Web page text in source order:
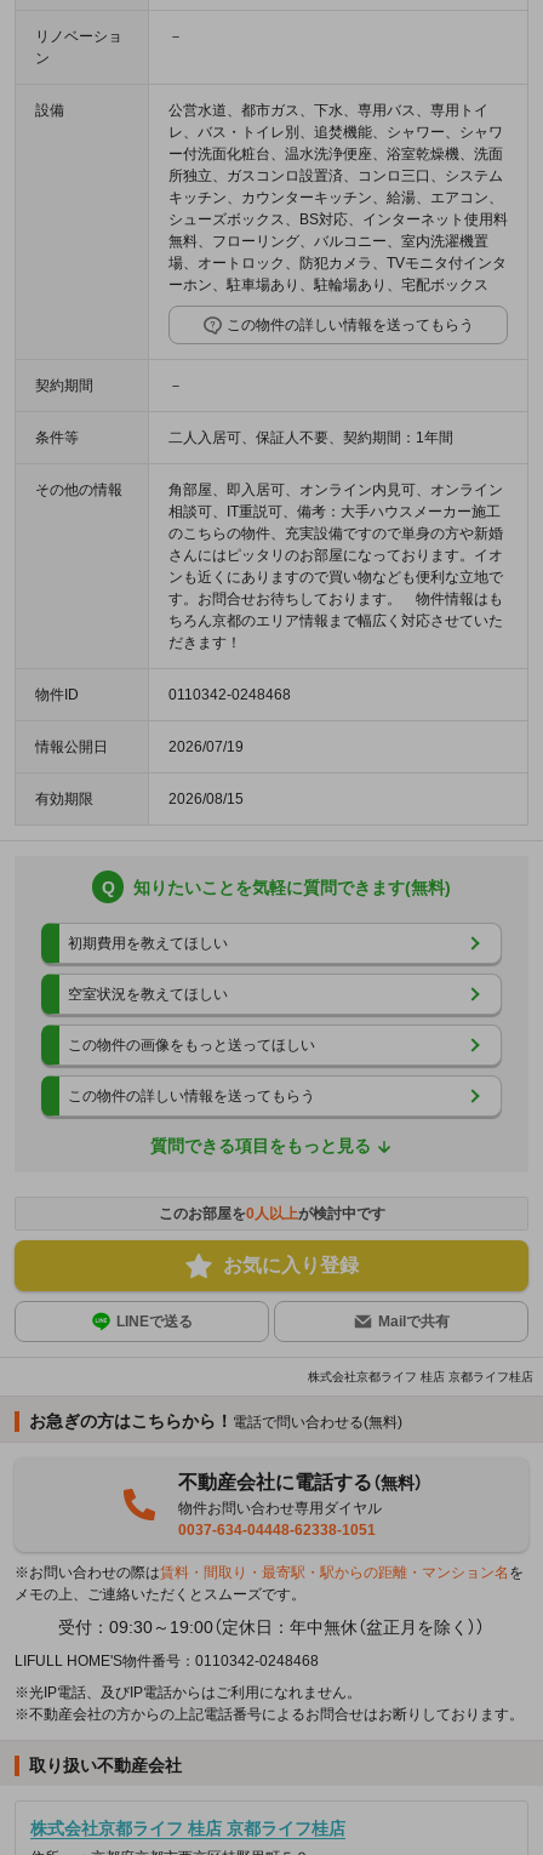
リノベーショ
ン
－
設備
公営水道、都市ガス、下水、専用バス、専用トイ
レ、バス・トイレ別、追焚機能、シャワー、シャワ
ー付洗面化粧台、温水洗浄便座、浴室乾燥機、洗面
所独立、ガスコンロ設置済、コンロ三口、システム
キッチン、カウンターキッチン、給湯、エアコン、
シューズボックス、BS対応、インターネット使用料
無料、フローリング、バルコニー、室内洗濯機置
場、オートロック、防犯カメラ、TVモニタ付インタ
ーホン、駐車場あり、駐輪場あり、宅配ボックス
この物件の詳しい情報を送ってもらう
契約期間 －
条件等 二人入居可、保証人不要、契約期間：1年間
その他の情報
角部屋、即入居可、オンライン内見可、オンライン
相談可、IT重説可、備考：大手ハウスメーカー施工
のこちらの物件、充実設備ですので単身の方や新婚
さんにはピッタリのお部屋になっております。イオ
ンも近くにありますので買い物なども便利な立地で
す。お問合せお待ちしております。 物件情報はも
ちろん京都のエリア情報まで幅広く対応させていた
だきます！
物件ID 0110342-0248468
情報公開日 2026/07/19
有効期限 2026/08/15
Q 知りたいことを気軽に質問できます(無料)
初期費用を教えてほしい
空室状況を教えてほしい
この物件の画像をもっと送ってほしい
この物件の詳しい情報を送ってもらう
質問できる項目をもっと見る
このお部屋を0人以上が検討中です
お気に入り登録
LINEで送る Mailで共有
株式会社京都ライフ 桂店 京都ライフ桂店
お急ぎの方はこちらから！ 電話で問い合わせる(無料)
不動産会社に電話する（無料）
物件お問い合わせ専用ダイヤル
0037-634-04448-62338-1051
※お問い合わせの際は賃料・間取り・最寄駅・駅からの距離・マンション名 を
メモの上、ご連絡いただくとスムーズです。
受付：09:30～19:00（定休日：年中無休（盆正月を除く））
LIFULL HOME'S物件番号：0110342-0248468
※光IP電話、及びIP電話からはご利用になれません。
※不動産会社の方からの上記電話番号によるお問合せはお断りしております。
取り扱い不動産会社
株式会社京都ライフ 桂店 京都ライフ桂店